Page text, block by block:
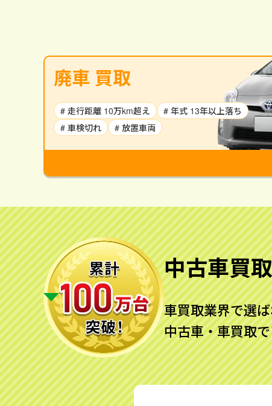
廃車 買取
# 走行距離 10万km超え
# 年式 13年以上落ち
# 車検切れ
# 放置車両
中古車買
車買取業界で選
中古車・車買取